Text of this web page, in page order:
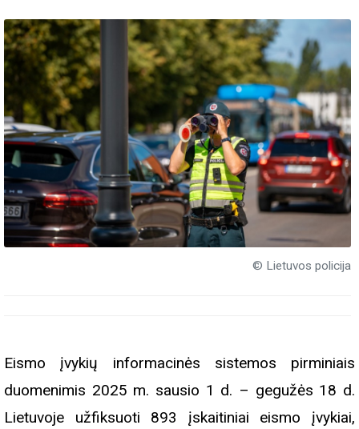
© Lietuvos policija
Eismo įvykių informacinės sistemos pirminiais
duomenimis 2025 m. sausio 1 d. – gegužės 18 d.
Lietuvoje užfiksuoti 893 įskaitiniai eismo įvykiai,